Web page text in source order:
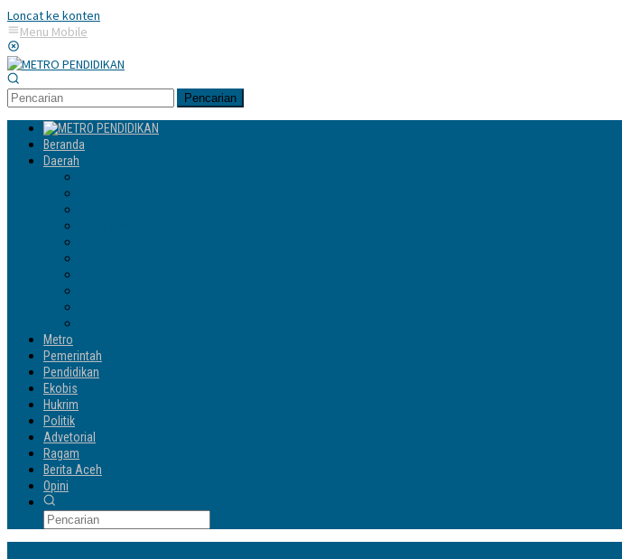
Loncat ke konten
Menu Mobile
Pencarian
Beranda
Daerah
Metro
Pemerintah
Pendidikan
Ekobis
Hukrim
Politik
Advetorial
Ragam
Berita Aceh
Opini